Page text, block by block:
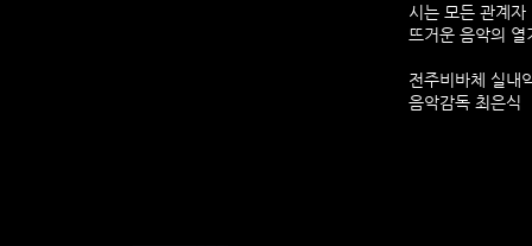
시는 모든 관계
뜨거운 음악의
전주비바체 실내
음악감독 최은식